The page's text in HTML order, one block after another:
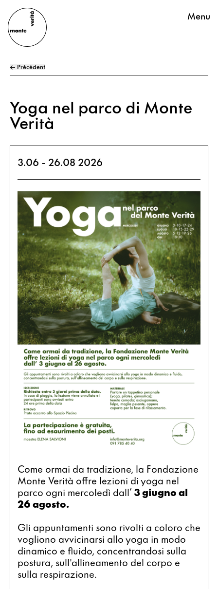
Menu
← Précédent
Yoga nel parco di Monte
Verità
3.06 - 26.08 2026
Come ormai da tradizione, la Fondazione
Monte Verità offre lezioni di yoga nel
parco ogni mercoledì dall’ 3 giugno al
26 agosto.
Gli appuntamenti sono rivolti a coloro che
vogliono avvicinarsi allo yoga in modo
dinamico e fluido, concentrandosi sulla
postura, sull'allineamento del corpo e
sulla respirazione.